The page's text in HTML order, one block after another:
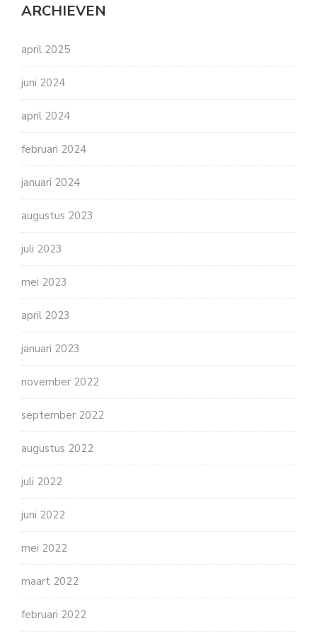
ARCHIEVEN
april 2025
juni 2024
april 2024
februari 2024
januari 2024
augustus 2023
juli 2023
mei 2023
april 2023
januari 2023
november 2022
september 2022
augustus 2022
juli 2022
juni 2022
mei 2022
maart 2022
februari 2022